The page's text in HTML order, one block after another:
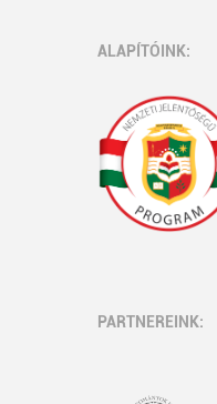
ALAPÍTÓINK:
PARTNEREINK: